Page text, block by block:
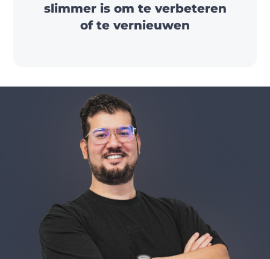
slimmer is om te verbeteren
of te vernieuwen